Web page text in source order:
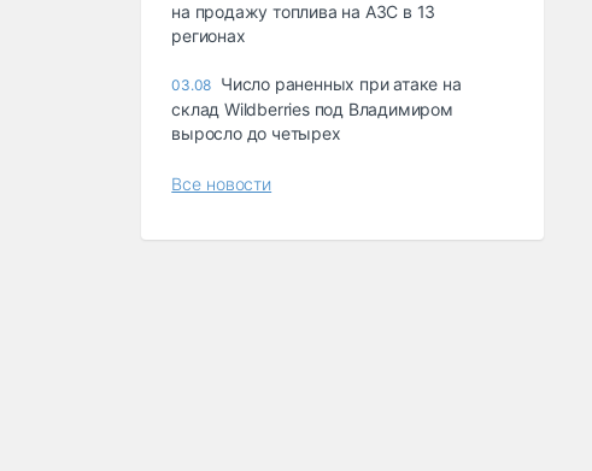
на продажу топлива на АЗС в 13
регионах
03.08 Число раненных при атаке на
склад Wildberries под Владимиром
выросло до четырех
Все новости